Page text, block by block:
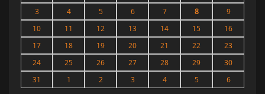
3
4 5 6 7 8
9
10
11 12 13 14 15
16
17
18 19 20 21 22
23
24
25 26 27 28 29
30
31
1 2 3 4 5 6